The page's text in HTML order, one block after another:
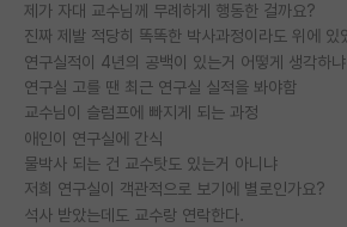
제가 자대 교수님께 무례하게 행동한 걸까요?
연구실적이 4년의 공백이 있는거 어떻게 생각하냐
연구실 고를 땐 최근 연구실 실적을 봐야함
교수님이 슬럼프에 빠지게 되는 과정
애인이 연구실에 간식
물박사 되는 건 교수탓도 있는거 아니냐
저희 연구실이 객관적으로 보기에 별로인가요?
석사 받았는데도 교수랑 연락한다.